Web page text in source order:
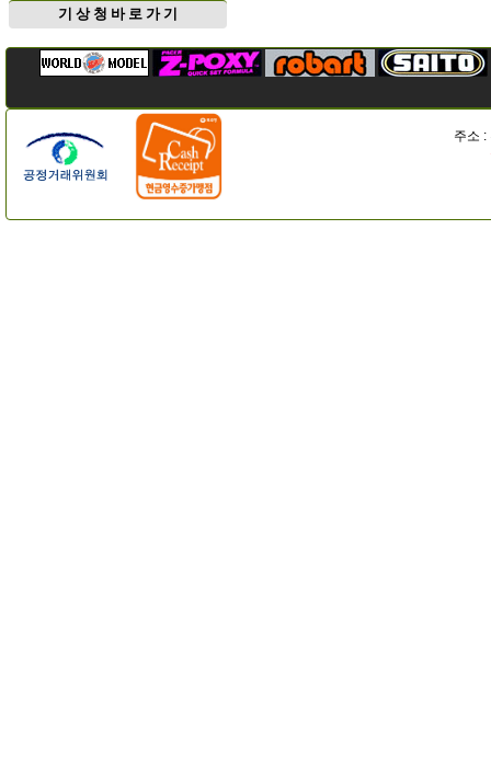
기 상 청 바 로 가 기
주소